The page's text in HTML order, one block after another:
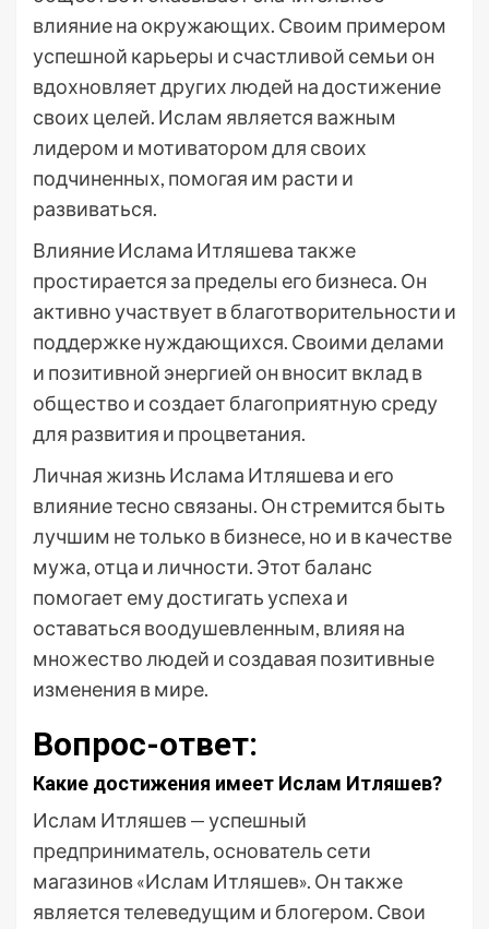
влияние на окружающих. Своим примером
успешной карьеры и счастливой семьи он
вдохновляет других людей на достижение
своих целей. Ислам является важным
лидером и мотиватором для своих
подчиненных, помогая им расти и
развиваться.
Влияние Ислама Итляшева также
простирается за пределы его бизнеса. Он
активно участвует в благотворительности и
поддержке нуждающихся. Своими делами
и позитивной энергией он вносит вклад в
общество и создает благоприятную среду
для развития и процветания.
Личная жизнь Ислама Итляшева и его
влияние тесно связаны. Он стремится быть
лучшим не только в бизнесе, но и в качестве
мужа, отца и личности. Этот баланс
помогает ему достигать успеха и
оставаться воодушевленным, влияя на
множество людей и создавая позитивные
изменения в мире.
Вопрос-ответ:
Какие достижения имеет Ислам Итляшев?
Ислам Итляшев — успешный
предприниматель, основатель сети
магазинов «Ислам Итляшев». Он также
является телеведущим и блогером. Свои